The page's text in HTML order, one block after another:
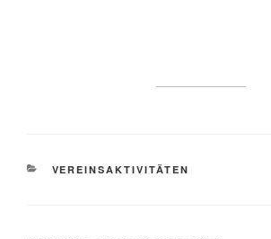
KATEGORIEN
VEREINSAKTIVITÄTEN